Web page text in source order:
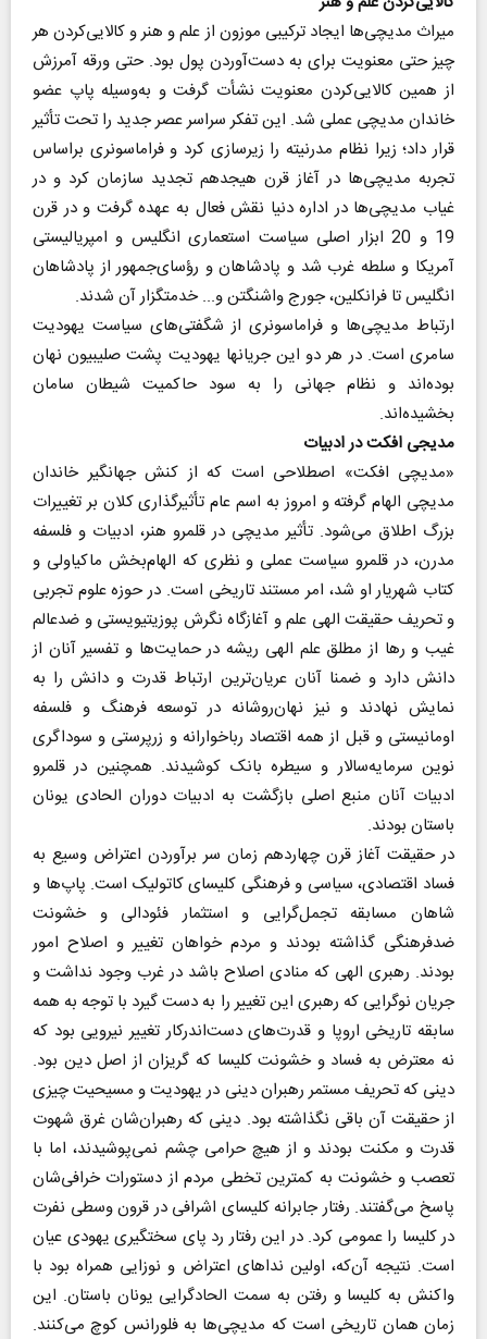
میراث مدیچی‌ها ایجاد ترکیبی موزون از علم و هنر و کالایی‌کردن هر
چیز حتی معنویت برای به دست‌آوردن پول بود. حتی ورقه آمرزش
از همین کالایی‌کردن معنویت نشأت گرفت و به‌وسیله پاپ عضو
خاندان مدیچی عملی شد. این تفکر سراسر عصر جدید را تحت تأثیر
قرار داد‌‌؛ زیرا نظام مدرنیته را زیرسازی کرد و فراماسونری براساس
تجربه مدیچی‌ها در آغاز قرن هیجدهم تجدید سازمان کرد و در
غیاب مدیچی‌ها در اداره دنیا نقش فعال به عهده گرفت‌ و در قرن
19 و 20 ابزار اصلی سیاست استعماری انگلیس و امپریالیستی
آمریکا و سلطه غرب شد و پادشاهان و رؤسای‌جمهور از پادشاهان
انگلیس تا فرانکلین، جورج واشنگتن و... خدمتگزار آن شدند.
ارتباط مدیچی‌ها و فراماسونری از شگفتی‌های سیاست یهودیت
سامری است. در هر دو این جریانها یهودیت پشت صلیبیون نهان
بوده‌اند و نظام جهانی را به سود حاکمیت شیطان سامان
بخشیده‌اند.
مدیجی افکت در ادبیات
«مدیچی افکت» اصطلاحی است که از کنش جهانگیر خاندان
مدیچی الهام گرفته و امروز به اسم عام تأثیرگذاری کلان بر تغییرات
بزرگ اطلاق می‌شود. تأثیر مدیچی در قلمرو هنر، ادبیات و فلسفه
مدرن، در قلمرو سیاست عملی و نظری که الهام‌بخش ماکیاولی و
کتاب شهریار او شد، امر مستند تاریخی است. در حوزه علوم تجربی
و تحریف حقیقت الهی علم و آغازگاه نگرش پوزیتیویستی و ضدعالم
غیب و رها از مطلق علم الهی ریشه در حمایت‌ها و تفسیر آنان از
دانش دارد و ضمنا آنان عریان‌ترین ارتباط قدرت و دانش را به
نمایش نهادند و نیز نهان‌روشانه در توسعه فرهنگ و فلسفه
اومانیستی و قبل از همه اقتصاد رباخوارانه و زرپرستی و سوداگری
نوین سرمایه‌سالار و سیطره بانک کوشیدند. همچنین در قلمرو
ادبیات آنان منبع اصلی بازگشت به ادبیات دوران الحادی یونان
باستان بودند.
در حقیقت آغاز قرن چهاردهم زمان سر برآوردن اعتراض وسیع به
فساد اقتصادی، سیاسی و فرهنگی کلیسای کاتولیک است. پاپ‌ها و
شاهان مسابقه تجمل‌گرایی و استثمار فئودالی و خشونت
ضدفرهنگی گذاشته بودند و مردم خواهان تغییر و اصلاح امور
بودند. رهبری الهی که منادی اصلاح باشد در غرب وجود نداشت و
جریان نوگرایی که رهبری این تغییر را به دست گیرد با توجه به همه
سابقه تاریخی اروپا و قدرت‌های دست‌اندرکار تغییر نیرویی بود که
نه معترض به فساد و خشونت کلیسا که گریزان از اصل دین بود.
دینی که تحریف مستمر رهبران دینی در یهودیت و مسیحیت چیزی
از حقیقت آن باقی نگذاشته بود. دینی که رهبران‌شان غرق شهوت
قدرت و مکنت بودند و از هیچ حرامی چشم نمی‌پوشیدند، اما با
تعصب و خشونت به کمترین تخطی مردم از دستورات خرافی‌شان
پاسخ می‌گفتند. رفتار جابرانه کلیسای اشرافی در قرون وسطی نفرت
در کلیسا را عمومی کرد. در این رفتار رد پای سختگیری یهودی عیان
است. نتیجه آن‌که، اولین نداهای اعتراض و نوزایی همراه بود با
واکنش به کلیسا و رفتن به سمت الحادگرایی یونان باستان. این
زمان همان تاریخی است که مدیچی‌ها به فلورانس کوچ می‌کنند.